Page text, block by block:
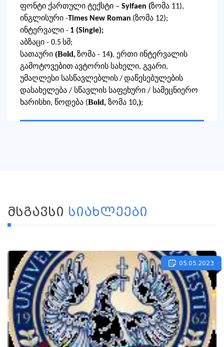
ფონტი ქართული ტექსტი – Sylfaen (ზომა 11),
ინგლისური -Times New Roman (ზომა 12);
ინტერვალი - 1 (Single);
აბზაცი - 0.5 სმ;
სათაური (Bold,ზომა - 14), ერთი ინტერვალის
გამოტოვებით ავტორის სახელი, გვარი,
უმაღლესი სასწავლებლის/დაწესებულების
დასახელება / სწავლის საფეხური / სამეცნიერო
ხარისხი, წოდება (Bold, ზომა 10,);
ᲛᲡᲒᲐᲕᲡᲘ ᲡᲘᲐᲮᲚᲔᲔᲑᲘ
05.05.2023